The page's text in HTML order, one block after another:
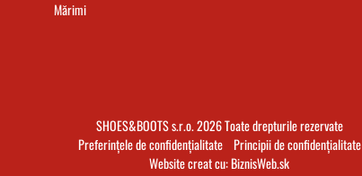
Mărimi
SHOES&BOOTS s.r.o. 2026 Toate drepturile rezervate
Preferințele de confidențialitate Principii de confidențialitate
Website creat cu:BiznisWeb.sk